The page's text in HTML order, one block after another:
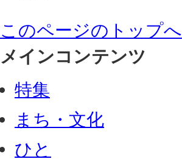
このページのトップへ
メインコンテンツ
特集
まち・文化
ひと